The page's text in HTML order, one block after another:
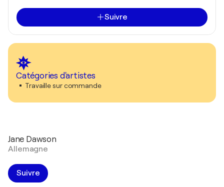
Suivre
Catégories d'artistes
Travaille sur commande
Jane Dawson
Allemagne
Suivre